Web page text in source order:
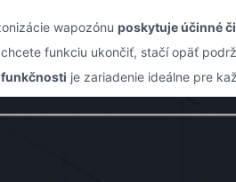
wapozónu poskytuje účinné
chcete funkciu ukončiť, stačí opäť
je zariadenie ideálne pre